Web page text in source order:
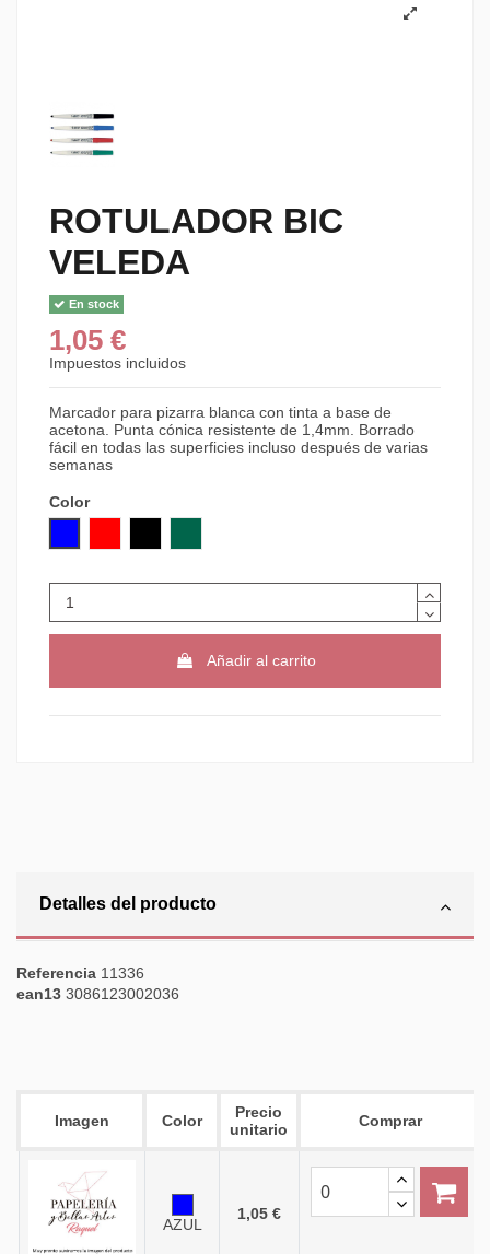
ROTULADOR BIC
VELEDA
En stock
1,05 €
Impuestos incluidos
Marcador para pizarra blanca con tinta a base de
acetona. Punta cónica resistente de 1,4mm. Borrado
fácil en todas las superficies incluso después de varias
semanas
Color
Añadir al carrito
Detalles del producto
Referencia 11336
ean13 3086123002036
Imagen Color
Precio
unitario
Comprar
AZUL
1,05 €